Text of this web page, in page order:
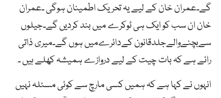
گے۔عمران خان کے لیے یہ تحریک اطمینان ہوگی ۔عمران
خان ان سب کو ایک ہی ٹوکرے میں بند کردیں گے۔جیلوں
سےبچنےوالےجلدقانون کےدائرےمیں ہوں گے۔میری ذاتی
رائے ہے کہ بات چیت کے لیے دروازے ہمیشہ کھلے ہیں ۔
انہوں نے کہا ہے کہ ہمیں کسی مارچ سے کوئی مسئلہ نہیں